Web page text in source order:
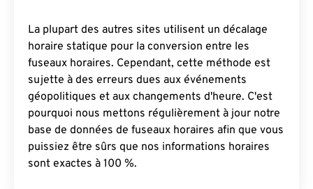
La plupart des autres sites utilisent un décalage
horaire statique pour la conversion entre les
fuseaux horaires. Cependant, cette méthode est
sujette à des erreurs dues aux événements
géopolitiques et aux changements d'heure. C'est
pourquoi nous mettons régulièrement à jour notre
base de données de fuseaux horaires afin que vous
puissiez être sûrs que nos informations horaires
sont exactes à 100 %.